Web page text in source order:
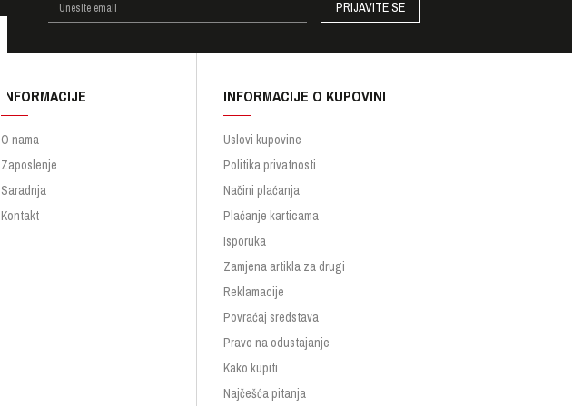
PRIJAVITE SE
INFORMACIJE
O nama
Zaposlenje
Saradnja
Kontakt
INFORMACIJE O KUPOVINI
Uslovi kupovine
Politika privatnosti
Načini plaćanja
Plaćanje karticama
Isporuka
Zamjena artikla za drugi
Reklamacije
Povraćaj sredstava
Pravo na odustajanje
Kako kupiti
Najčešća pitanja